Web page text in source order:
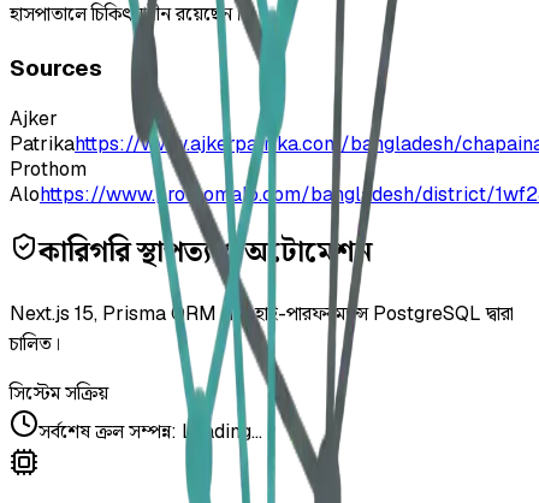
হাসপাতালে চিকিৎসাধীন রয়েছেন।
Sources
Ajker
Patrikahttps://www.ajkerpatrika.com/bangladesh/
Prothom
Alohttps://www.prothomalo.com/bangladesh/district/
কারিগরি স্থাপত্য ও অটোমেশন
Next.js 15, Prisma ORM এবং হাই-পারফরম্যান্স PostgreSQL দ্বারা
চালিত।
সিস্টেম সক্রিয়
সর্বশেষ ক্রল সম্পন্ন: Loading...